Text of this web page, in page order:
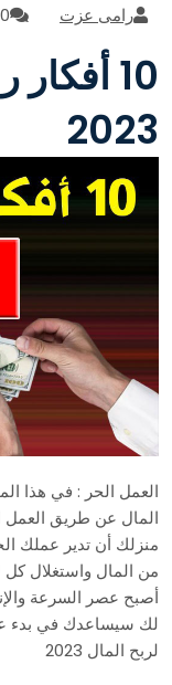
رامى عزت 0 comments
10
2023
العمل الحر : في هذا
المال عن طريق العمل
منزلك أن تدير عملك
من المال واستغلال
أصبح عصر السرعة
لربح المال 2023